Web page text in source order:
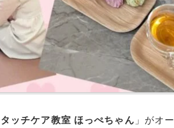
タッチケア教室 ほっぺちゃん 」がオ